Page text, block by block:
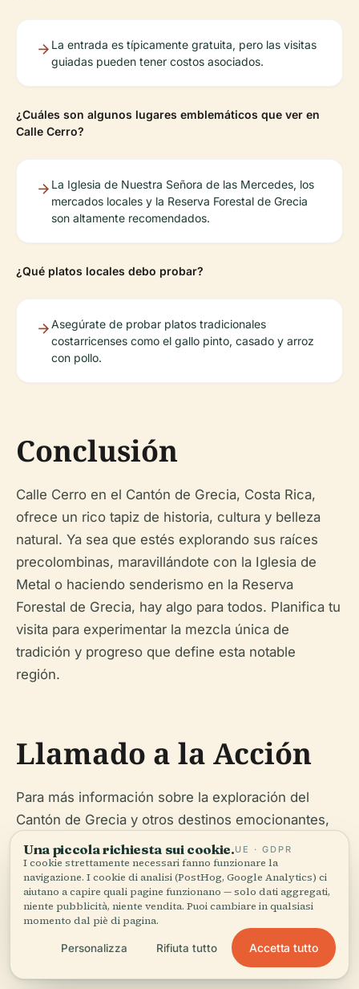
La entrada es típicamente gratuita, pero las visitas
guiadas pueden tener costos asociados.
¿Cuáles son algunos lugares emblemáticos que ver en
Calle Cerro?
La Iglesia de Nuestra Señora de las Mercedes, los
mercados locales y la Reserva Forestal de Grecia
son altamente recomendados.
¿Qué platos locales debo probar?
Asegúrate de probar platos tradicionales
costarricenses como el gallo pinto, casado y arroz
con pollo.
Conclusión
Calle Cerro en el Cantón de Grecia, Costa Rica,
ofrece un rico tapiz de historia, cultura y belleza
natural. Ya sea que estés explorando sus raíces
precolombinas, maravillándote con la Iglesia de
Metal o haciendo senderismo en la Reserva
Forestal de Grecia, hay algo para todos. Planifica tu
visita para experimentar la mezcla única de
tradición y progreso que define esta notable
región.
Llamado a la Acción
Para más información sobre la exploración del
Cantón de Grecia y otros destinos emocionantes,
descarga nuestra aplicación móvil Audiala y
síguenos en las redes sociales para las últimas
actualizaciones y consejos de viaje.
Referencias
Una piccola richiesta sui cookie.UE · GDPR
I cookie strettamente necessari fanno funzionare la
navigazione. I cookie di analisi (PostHog, Google Analytics) ci
aiutano a capire quali pagine funzionano — solo dati aggregati,
niente pubblicità, niente vendita. Puoi cambiare in qualsiasi
momento dal piè di pagina.
Personalizza Rifiuta tutto Accetta tutto